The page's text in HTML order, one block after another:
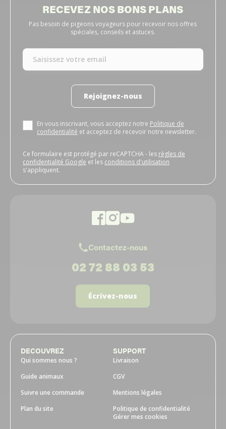
RECEVEZ NOS BONS PLANS
Pas besoin de pigeons voyageurs pour recevoir nos offres
spéciales, conseils et astuces.
Rejoignez-nous
En vous inscrivant, vous acceptez notre Politique de
confidentialité et acceptez de recevoir notre newsletter.
Ce formulaire est protégé par reCAPTCHA - les règles de
confidentialité Google et les conditions d'utilisation
s'appliquent.
Contactez-nous
02 72 88 03 53
Écrivez-nous
DECOUVREZ
Qui sommes nous ?
Guide animaux
Suivre une commande
Plan du site
SUPPORT
Livraison
CGV
Mentions légales
Politique de confidentialité
Gérer mes cookies